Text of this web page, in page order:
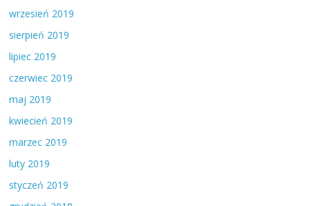
wrzesień 2019
sierpień 2019
lipiec 2019
czerwiec 2019
maj 2019
kwiecień 2019
marzec 2019
luty 2019
styczeń 2019